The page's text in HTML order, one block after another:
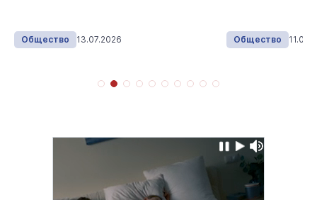
Общество 13.07.2026 Общество